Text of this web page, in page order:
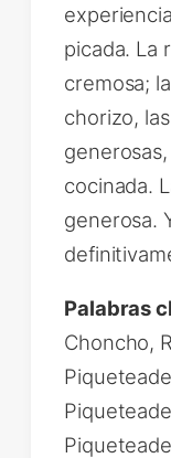
picada. La
cremosa;
chorizo,
cocinada.
generosa.
Palabras
Choncho,